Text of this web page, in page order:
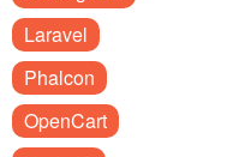
Laravel
Phalcon
OpenCart